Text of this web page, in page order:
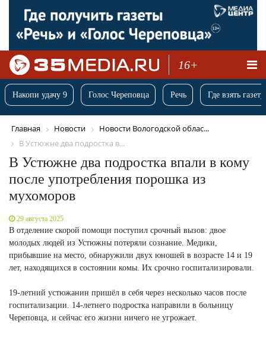
16+
Накопи удачу 9 Голос Череповца Речь Где взять
Главная Новости
Новости Вологодской облас...
В Устюжне два подростка в...
В Устюжне два подростка впали в кому
после употребления порошка из
мухоморов
29 августа 2025
В отделение скорой помощи поступил срочный вызов: двое
молодых людей из Устюжны потеряли сознание. Медики,
прибывшие на место, обнаружили двух юношей в возрасте 14 и 19
лет, находящихся в состоянии комы. Их срочно госпитализировали.
19-летний устюжанин пришёл в себя через несколько часов после
госпитализации. 14-летнего подростка направили в больницу
Череповца, и сейчас его жизни ничего не угрожает.